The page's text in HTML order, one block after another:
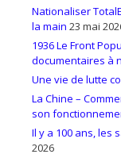
Nationaliser
la main 23 mai
1936 Le Front
documentaires à
Une vie de lutte
La Chine –
son
Il y a 100 ans, les
2026